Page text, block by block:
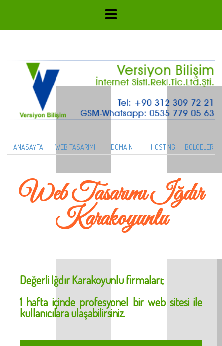
ANASAYFA WEB TASARIMI DOMAİN HOSTİNG BÖLGELER
Web Tasarımı Iğdır
Karakoyunlu
DeğerliIğdır Karakoyunlufirmaları;
1 hafta içinde profesyonel bir web sitesi ile
kullanıcılara ulaşabilirsiniz.